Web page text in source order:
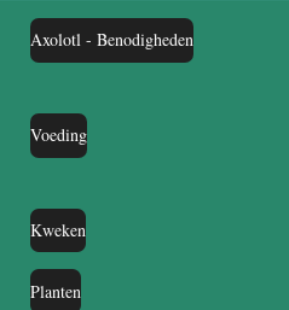
Axolotl - Benodigheden
Voeding
Kweken
Planten